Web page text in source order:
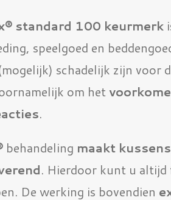
standard 100 keurmerk
speelgoed en
schadelijk zijn voor
om het
.
behandeling maakt
. Hierdoor kunt u altijd
De werking is bovendien